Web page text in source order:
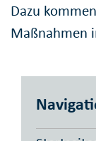
Dazu
Maßnahmen